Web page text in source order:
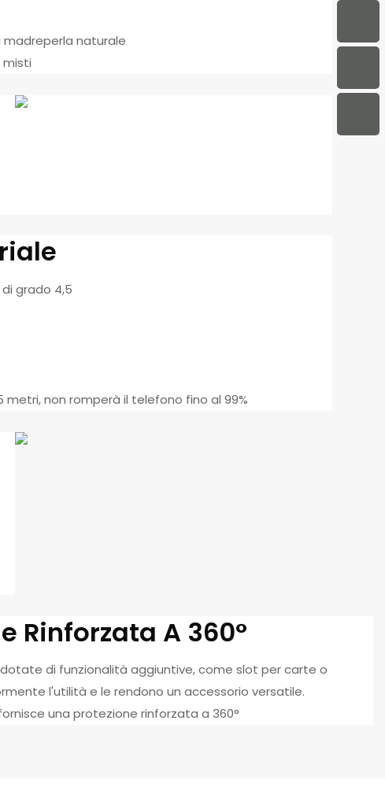
madreperla naturale
misti
di grado 4,5
metri, non romperà il telefono fino al 99%
Rinforzata A 360°
di funzionalità aggiuntive, come slot per carte o
l'utilità e le rendono un accessorio versatile.
una protezione rinforzata a 360°